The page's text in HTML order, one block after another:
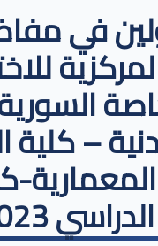
في
–
الدراسي 2023-2024